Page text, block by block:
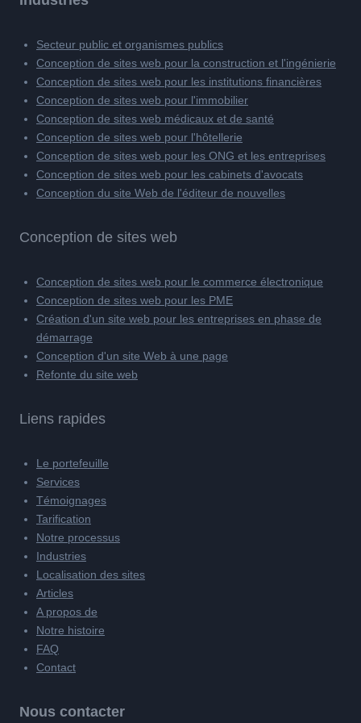
Secteur public et organismes publics
Conception de sites web pour la construction et l'ingénierie
Conception de sites web pour les institutions financières
Conception de sites web pour l'immobilier
Conception de sites web médicaux et de santé
Conception de sites web pour l'hôtellerie
Conception de sites web pour les ONG et les entreprises
Conception de sites web pour les cabinets d'avocats
Conception du site Web de l'éditeur de nouvelles
Conception de sites web
Conception de sites web pour le commerce électronique
Conception de sites web pour les PME
Création d'un site web pour les entreprises en phase de
démarrage
Conception d'un site Web à une page
Refonte du site web
Liens rapides
Le portefeuille
Services
Témoignages
Tarification
Notre processus
Industries
Localisation des sites
Articles
A propos de
Notre histoire
FAQ
Contact
Nous contacter